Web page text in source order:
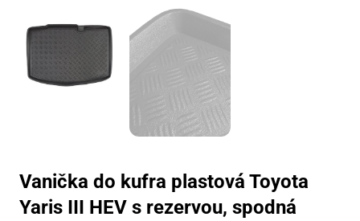
Vanička do kufra plastová Toyota
Yaris III HEV s rezervou, spodná